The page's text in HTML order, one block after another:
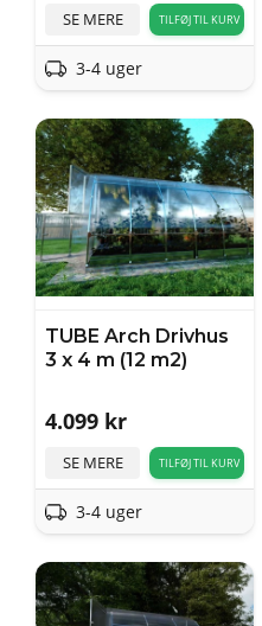
SE MERE TILFØJ TIL KURV
3-4 uger
TUBE Arch Drivhus
3 x 4 m (12 m2)
4.099 kr
SE MERE TILFØJ TIL KURV
3-4 uger